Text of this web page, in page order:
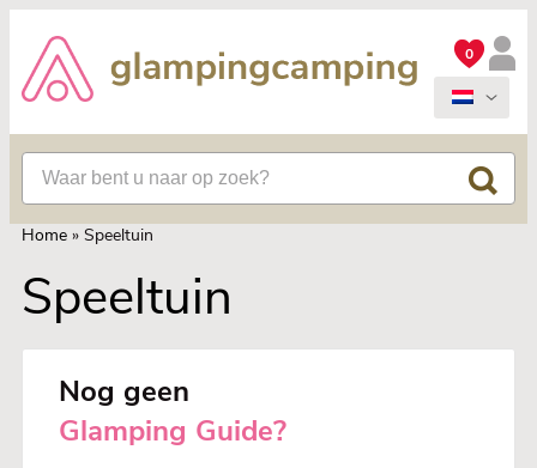
0
Home » Speeltuin
Speeltuin
Nog geen
Glamping Guide?